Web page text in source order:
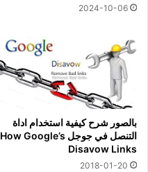
2024-10-06
بالصور شرح كيفية استخدام اداة
التنصل في جوجل How Google’s
Disavow Links
2018-01-20